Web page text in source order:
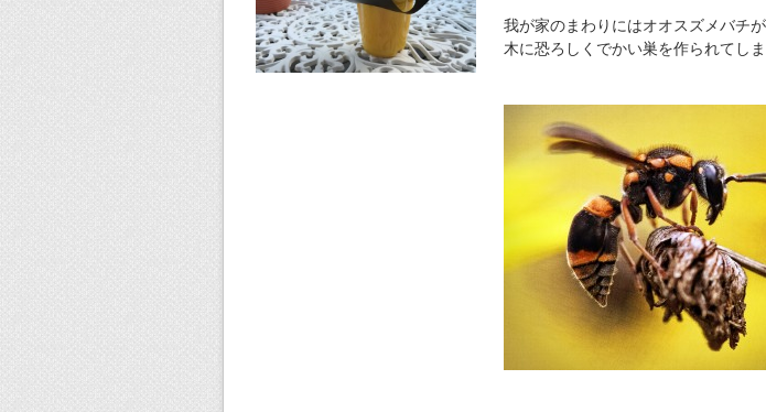
我が家のまわりにはオオスズメバチ
木に恐ろしくでかい巣を作られてしま